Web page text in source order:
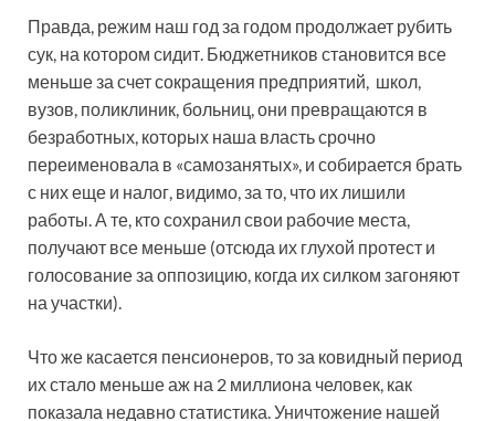
Правда, режим наш год за годом продолжает рубить
сук, на котором сидит. Бюджетников становится все
меньше за счет сокращения предприятий, школ,
вузов, поликлиник, больниц, они превращаются в
безработных, которых наша власть срочно
переименовала в «самозанятых», и собирается брать
с них еще и налог, видимо, за то, что их лишили
работы. А те, кто сохранил свои рабочие места,
получают все меньше (отсюда их глухой протест и
голосование за оппозицию, когда их силком загоняют
на участки).
Что же касается пенсионеров, то за ковидный период
их стало меньше аж на 2 миллиона человек, как
показала недавно статистика. Уничтожение нашей